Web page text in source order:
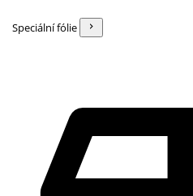
Speciální fólie